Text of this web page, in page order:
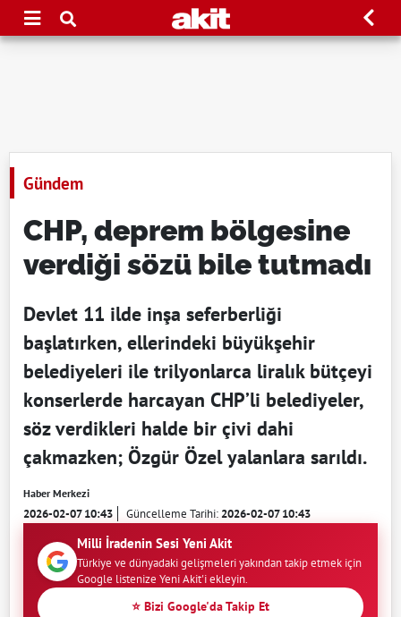
Gündem
CHP, deprem bölgesine
verdiği sözü bile tutmadı
Devlet 11 ilde inşa seferberliği
başlatırken, ellerindeki büyükşehir
belediyeleri ile trilyonlarca liralık bütçeyi
konserlerde harcayan CHP’li belediyeler,
söz verdikleri halde bir çivi dahi
çakmazken; Özgür Özel yalanlara sarıldı.
Haber Merkezi
2026-02-07 10:43 Güncelleme Tarihi:2026-02-07 10:43
Milli İradenin Sesi Yeni Akit
Türkiye ve dünyadaki gelişmeleri yakından takip etmek için
Google listenize Yeni Akit'i ekleyin.
⭐ Bizi Google'da Takip Et